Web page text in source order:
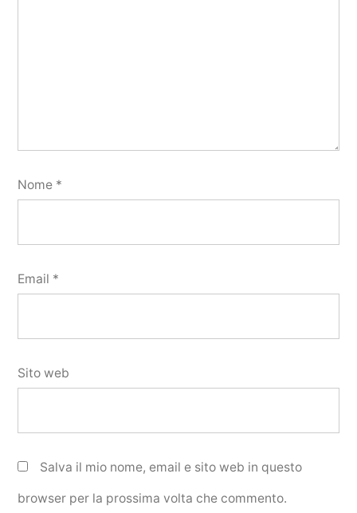
Nome *
Email *
Sito web
Salva il mio nome, email e sito web in questo
browser per la prossima volta che commento.